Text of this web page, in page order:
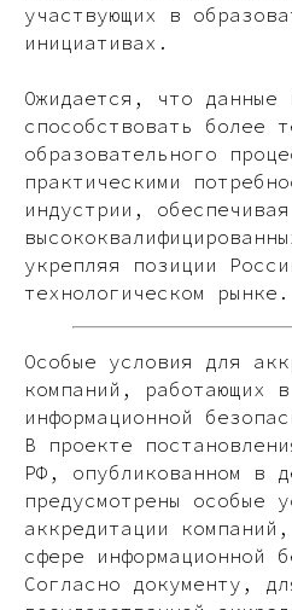
участвующих в
инициативах.
Ожидается, что данные
способствовать более
образовательного
практическими
индустрии,
укрепляя позиции
технологическом рынке.
Особые условия для
компаний, работающих
информационной
В проекте
РФ, опубликованном в
предусмотрены особые
аккредитации
сфере информационной
Согласно документу,